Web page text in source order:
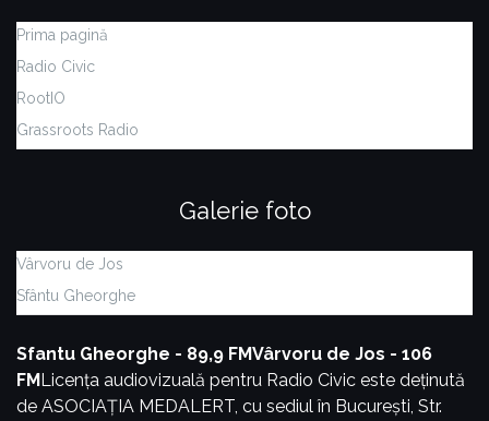
Prima pagină
Radio Civic
RootIO
Grassroots Radio
Galerie foto
Vârvoru de Jos
Sfântu Gheorghe
Sfantu Gheorghe - 89,9 FMVârvoru de Jos - 106
FMLicența audiovizuală pentru Radio Civic este deținută
de ASOCIAȚIA MEDALERT, cu sediul în București, Str.